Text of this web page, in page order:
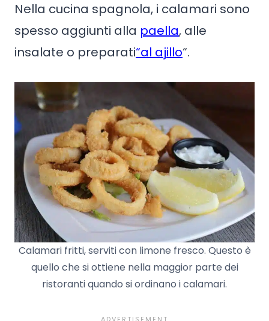
Nella cucina spagnola, i calamari sono
spesso aggiunti alla paella, alle
insalate o preparati“al ajillo“.
Calamari fritti, serviti con limone fresco. Questo è
quello che si ottiene nella maggior parte dei
ristoranti quando si ordinano i calamari.